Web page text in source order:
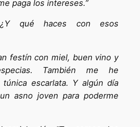
paga los intereses.”
qué haces con esos
festín con miel, buen vino y
También me he
túnica escarlata. Y algún día
asno joven para poderme